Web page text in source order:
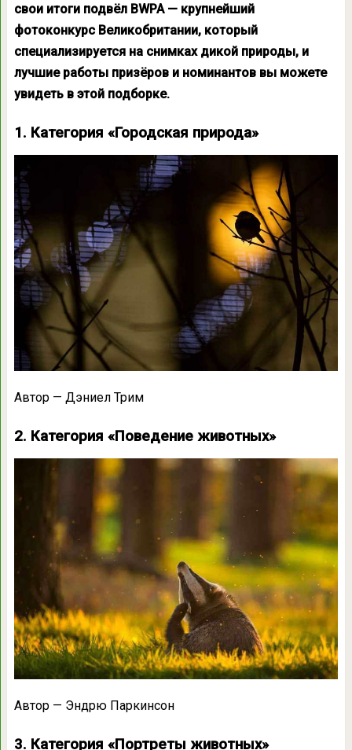
свои итоги подвёл BWPA — крупнейший
фотоконкурс Великобритании, который
специализируется на снимках дикой природы, и
лучшие работы призёров и номинантов вы можете
увидеть в этой подборке.
1. Категория «Городская природа»
Автор — Дэниел Трим
2. Категория «Поведение животных»
Автор — Эндрю Паркинсон
3. Категория «Портреты животных»